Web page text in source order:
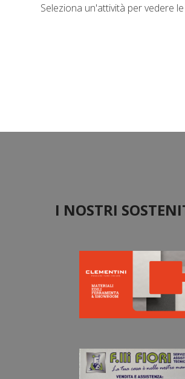
Seleziona un'attività per vedere
I NOSTRI